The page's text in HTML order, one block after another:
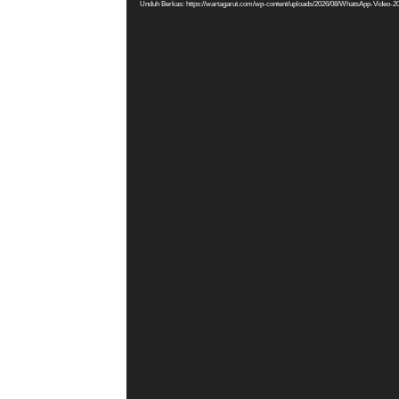
Video
Unduh Berkas: https://wartagarut.com/wp-content/uploads/2026/08/WhatsApp-Video-